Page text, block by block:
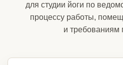
для студии йоги по
процессу работы,
и требованиям